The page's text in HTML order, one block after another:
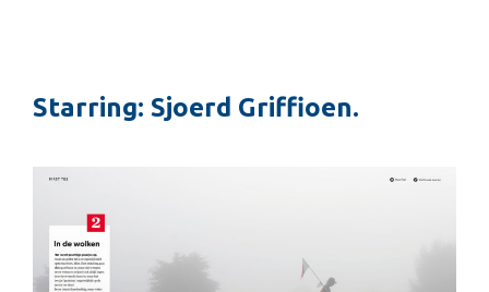
Starring: Sjoerd Griffioen.